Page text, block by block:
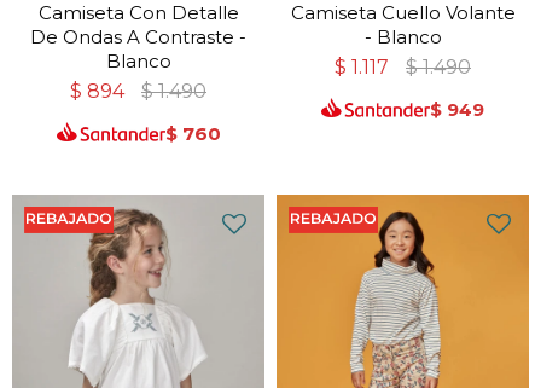
Camiseta Con Detalle
De Ondas A Contraste -
Blanco
$ 894 $ 1.490
$ 760
Camiseta Cuello Volante
- Blanco
$ 1.117 $ 1.490
$ 949